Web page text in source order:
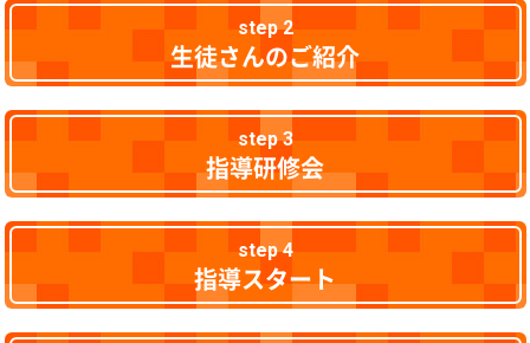
step 2
生徒さんのご紹介
step 3
指導研修会
step 4
指導スタート